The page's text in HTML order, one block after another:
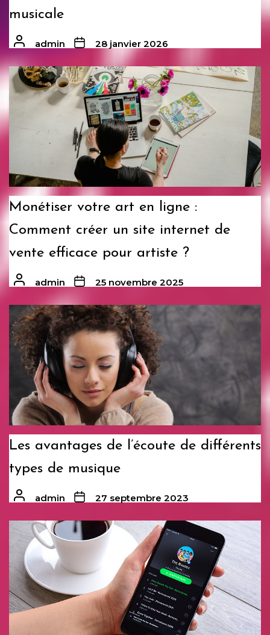
musicale
admin 28 janvier 2026
Monétiser votre art en ligne :
Comment créer un site internet de
vente efficace pour artiste ?
admin 25 novembre 2025
Les avantages de l’écoute de différents
types de musique
admin 27 septembre 2023